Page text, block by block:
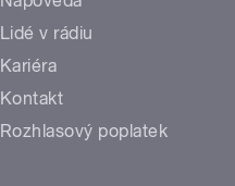
Lidé v rádiu
Kariéra
Kontakt
Rozhlasový poplatek